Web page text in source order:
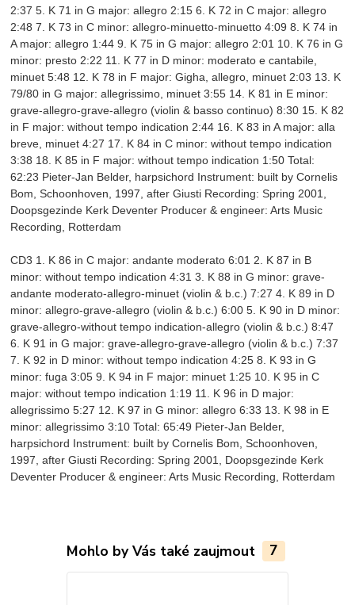
2:37 5. K 71 in G major: allegro 2:15 6. K 72 in C major: allegro
2:48 7. K 73 in C minor: allegro-minuetto-minuetto 4:09 8. K 74 in
A major: allegro 1:44 9. K 75 in G major: allegro 2:01 10. K 76 in G
minor: presto 2:22 11. K 77 in D minor: moderato e cantabile,
minuet 5:48 12. K 78 in F major: Gigha, allegro, minuet 2:03 13. K
79/80 in G major: allegrissimo, minuet 3:55 14. K 81 in E minor:
grave-allegro-grave-allegro (violin & basso continuo) 8:30 15. K 82
in F major: without tempo indication 2:44 16. K 83 in A major: alla
breve, minuet 4:27 17. K 84 in C minor: without tempo indication
3:38 18. K 85 in F major: without tempo indication 1:50 Total:
62:23 Pieter-Jan Belder, harpsichord Instrument: built by Cornelis
Bom, Schoonhoven, 1997, after Giusti Recording: Spring 2001,
Doopsgezinde Kerk Deventer Producer & engineer: Arts Music
Recording, Rotterdam
CD3 1. K 86 in C major: andante moderato 6:01 2. K 87 in B
minor: without tempo indication 4:31 3. K 88 in G minor: grave-
andante moderato-allegro-minuet (violin & b.c.) 7:27 4. K 89 in D
minor: allegro-grave-allegro (violin & b.c.) 6:00 5. K 90 in D minor:
grave-allegro-without tempo indication-allegro (violin & b.c.) 8:47
6. K 91 in G major: grave-allegro-grave-allegro (violin & b.c.) 7:37
7. K 92 in D minor: without tempo indication 4:25 8. K 93 in G
minor: fuga 3:05 9. K 94 in F major: minuet 1:25 10. K 95 in C
major: without tempo indication 1:19 11. K 96 in D major:
allegrissimo 5:27 12. K 97 in G minor: allegro 6:33 13. K 98 in E
minor: allegrissimo 3:10 Total: 65:49 Pieter-Jan Belder,
harpsichord Instrument: built by Cornelis Bom, Schoonhoven,
1997, after Giusti Recording: Spring 2001, Doopsgezinde Kerk
Deventer Producer & engineer: Arts Music Recording, Rotterdam
Mohlo by Vás také zaujmout 7